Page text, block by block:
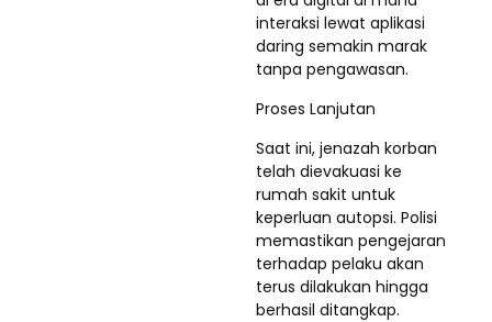
interaksi lewat aplikasi
daring semakin marak
tanpa pengawasan.
Proses Lanjutan
Saat ini, jenazah korban
telah dievakuasi ke
rumah sakit untuk
keperluan autopsi. Polisi
memastikan pengejaran
terhadap pelaku akan
terus dilakukan hingga
berhasil ditangkap.